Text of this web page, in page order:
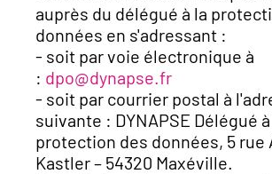
auprès du délégué à la
données en s'adressant :
- soit par voie électronique à
: dpo@dynapse.fr
- soit par courrier postal à
suivante : DYNAPSE Délégué
protection des données, 5 rue
Kastler – 54320 Maxéville.